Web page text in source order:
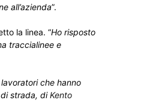
all’azienda”.
la linea. “Ho risposto
traccialinee e
che hanno
strada, diKento